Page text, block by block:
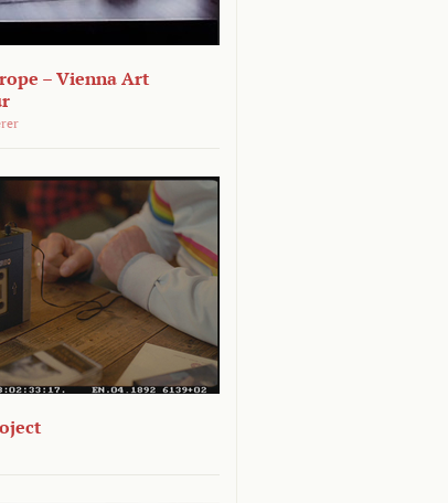
– Vienna Art